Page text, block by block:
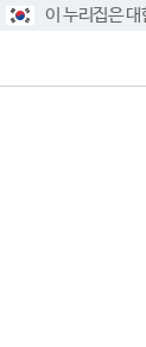
이 누리집은